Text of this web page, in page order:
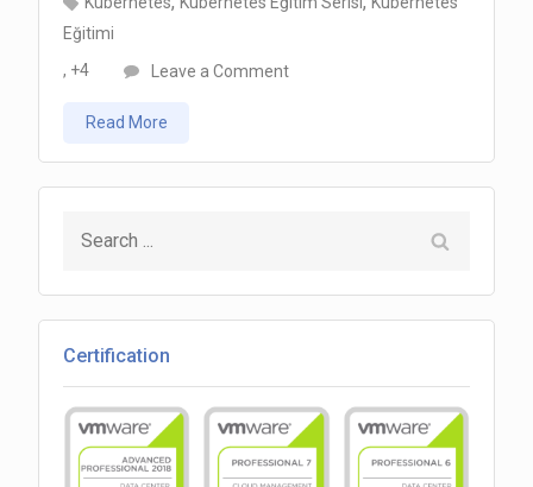
Eğitimi
, +4
Leave a Commenton
4/20
Read More
Certification